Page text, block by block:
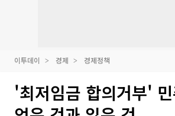
이투데이 경제 경제정책
'최저임금 합의거부'